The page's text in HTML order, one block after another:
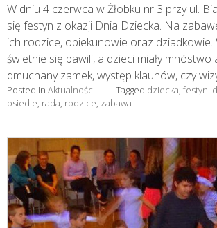
W dniu 4 czerwca w Żłobku nr 3 przy ul.
się festyn z okazji Dnia Dziecka. Na
ich rodzice, opiekunowie oraz dziadkowie.
świetnie się bawili, a dzieci miały mnóstwo
dmuchany zamek, występ klaunów, czy
Posted in Aktualności Tagged dziecka festyn.
osiedle rada rodzice zabawa